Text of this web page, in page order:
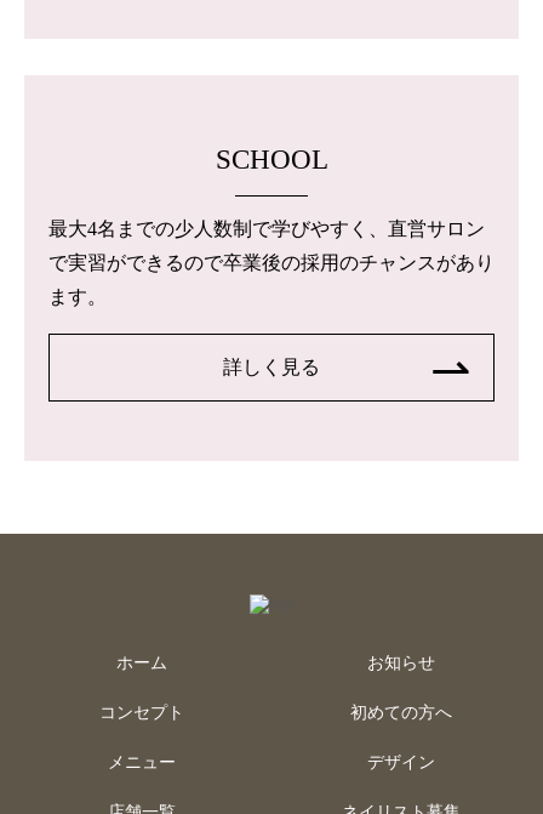
SCHOOL
最大4名までの少人数制で学びやすく、直営サロン
で実習ができるので卒業後の採用のチャンスがあり
ます。
詳しく見る
ホーム
コンセプト
メニュー
お知らせ
初めての方へ
デザイン